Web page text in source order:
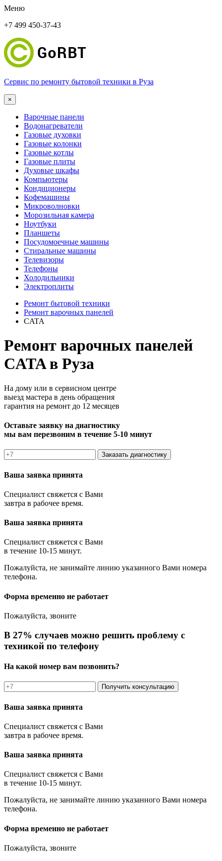
Меню
+7 499 450-37-43
Сервис по ремонту бытовой техники в Руза
×
Варочные панели
Водонагреватели
Газовые духовки
Газовые колонки
Газовые котлы
Газовые плиты
Духовые шкафы
Компьютеры
Кондиционеры
Кофемашины
Микроволновки
Морозильная камера
Ноутбуки
Планшеты
Посудомоечные машины
Стиральные машины
Телевизоры
Телефоны
Холодильники
Электроплиты
Ремонт бытовой техники
Ремонт варочных панелей
CATA
Ремонт варочных панелей
CATA в Руза
На дому или в сервисном центре
выезд мастера в день обращения
гарантия на ремонт до 12 месяцев
Оставьте заявку на диагностику
мы вам перезвоним в течение 5-10 минут
Заказать диагностику
Ваша заявка принята
Специалист свяжется с Вами
завтра в рабочее время.
Ваша заявка принята
Специалист свяжется с Вами
в течение 10-15 минут.
Пожалуйста, не занимайте линию указанного Вами номера
телефона.
Форма временно не работает
Пожалуйста, звоните
В 27% случаев можно решить проблему с
техникой по телефону
На какой номер вам позвонить?
Получить консультацию
Ваша заявка принята
Специалист свяжется с Вами
завтра в рабочее время.
Ваша заявка принята
Специалист свяжется с Вами
в течение 10-15 минут.
Пожалуйста, не занимайте линию указанного Вами номера
телефона.
Форма временно не работает
Пожалуйста, звоните